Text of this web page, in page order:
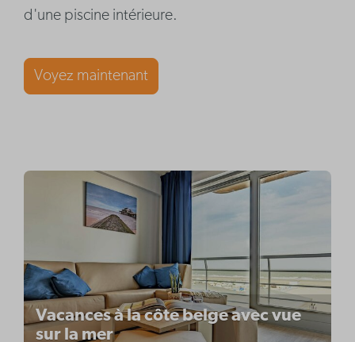
d'une piscine intérieure.
Voyez maintenant
Vacances à la côte belge avec vue
sur la mer